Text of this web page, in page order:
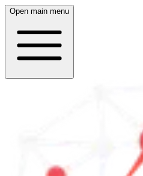
Open main menu